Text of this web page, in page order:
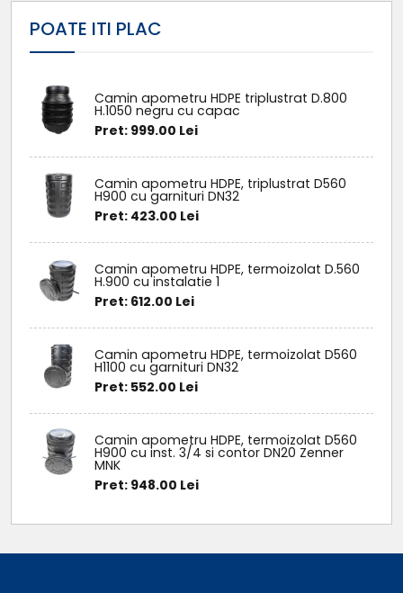
POATE ITI PLAC
Camin apometru HDPE triplustrat D.800
H.1050 negru cu capac
Pret: 999.00 Lei
Camin apometru HDPE, triplustrat D560
H900 cu garnituri DN32
Pret: 423.00 Lei
Camin apometru HDPE, termoizolat D.560
H.900 cu instalatie 1
Pret: 612.00 Lei
Camin apometru HDPE, termoizolat D560
H1100 cu garnituri DN32
Pret: 552.00 Lei
Camin apometru HDPE, termoizolat D560
H900 cu inst. 3/4 si contor DN20 Zenner
MNK
Pret: 948.00 Lei